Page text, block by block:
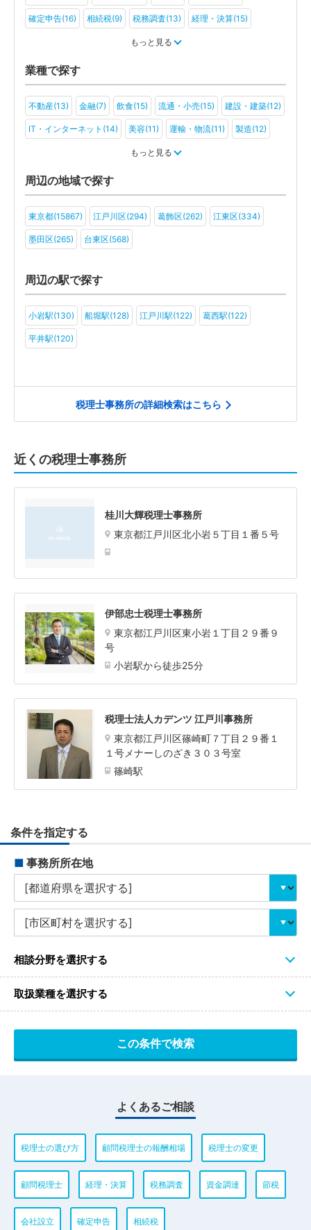
確定申告(16) 相続税(9) 税務調査(13) 経理・決算(15)
もっと見る
業種で探す
不動産(13) 金融(7) 飲食(15) 流通・小売(15) 建設・建築(12)
IT・インターネット(14) 美容(11) 運輸・物流(11) 製造(12)
旅行・ホテル(11)
アミューズメント・レジャー(11)
医療法人(5) ＮＰＯ法人(2) 一般社団法人(3) その他(3)
もっと見る
周辺の地域で探す
東京都(15867) 江戸川区(294) 葛飾区(262) 江東区(334)
墨田区(265) 台東区(568)
周辺の駅で探す
小岩駅(130) 船堀駅(128) 江戸川駅(122) 葛西駅(122)
平井駅(120)
税理士事務所の詳細検索はこちら
近くの税理士事務所
桂川大輝税理士事務所
東京都江戸川区北小岩５丁目１番５号
伊部忠士税理士事務所
東京都江戸川区東小岩１丁目２９番９
号
小岩駅から徒歩25分
税理士法人カデンツ 江戸川事務所
東京都江戸川区篠崎町７丁目２９番１
１号メナーしのざき３０３号室
篠崎駅
条件を指定する
■ 事務所所在地
相談分野を選択する
取扱業種を選択する
よくあるご相談
税理士の選び方 顧問税理士の報酬相場 税理士の変更
顧問税理士 経理・決算 税務調査 資金調達 節税
会社設立 確定申告 相続税